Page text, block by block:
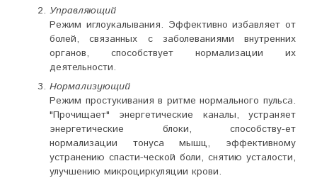
Управляющий
Режим иглоукалывания. Эффективно избавляет от
болей, связанных с заболеваниями внутренних
органов, способствует нормализации их
деятельности.
Нормализующий
Режим простукивания в ритме нормального пульса.
"Прочищает" энергетические каналы, устраняет
энергетические блоки, способству-ет
нормализации тонуса мышц, эффективному
устранению спасти-ческой боли, снятию усталости,
улучшению микроциркуляции крови.